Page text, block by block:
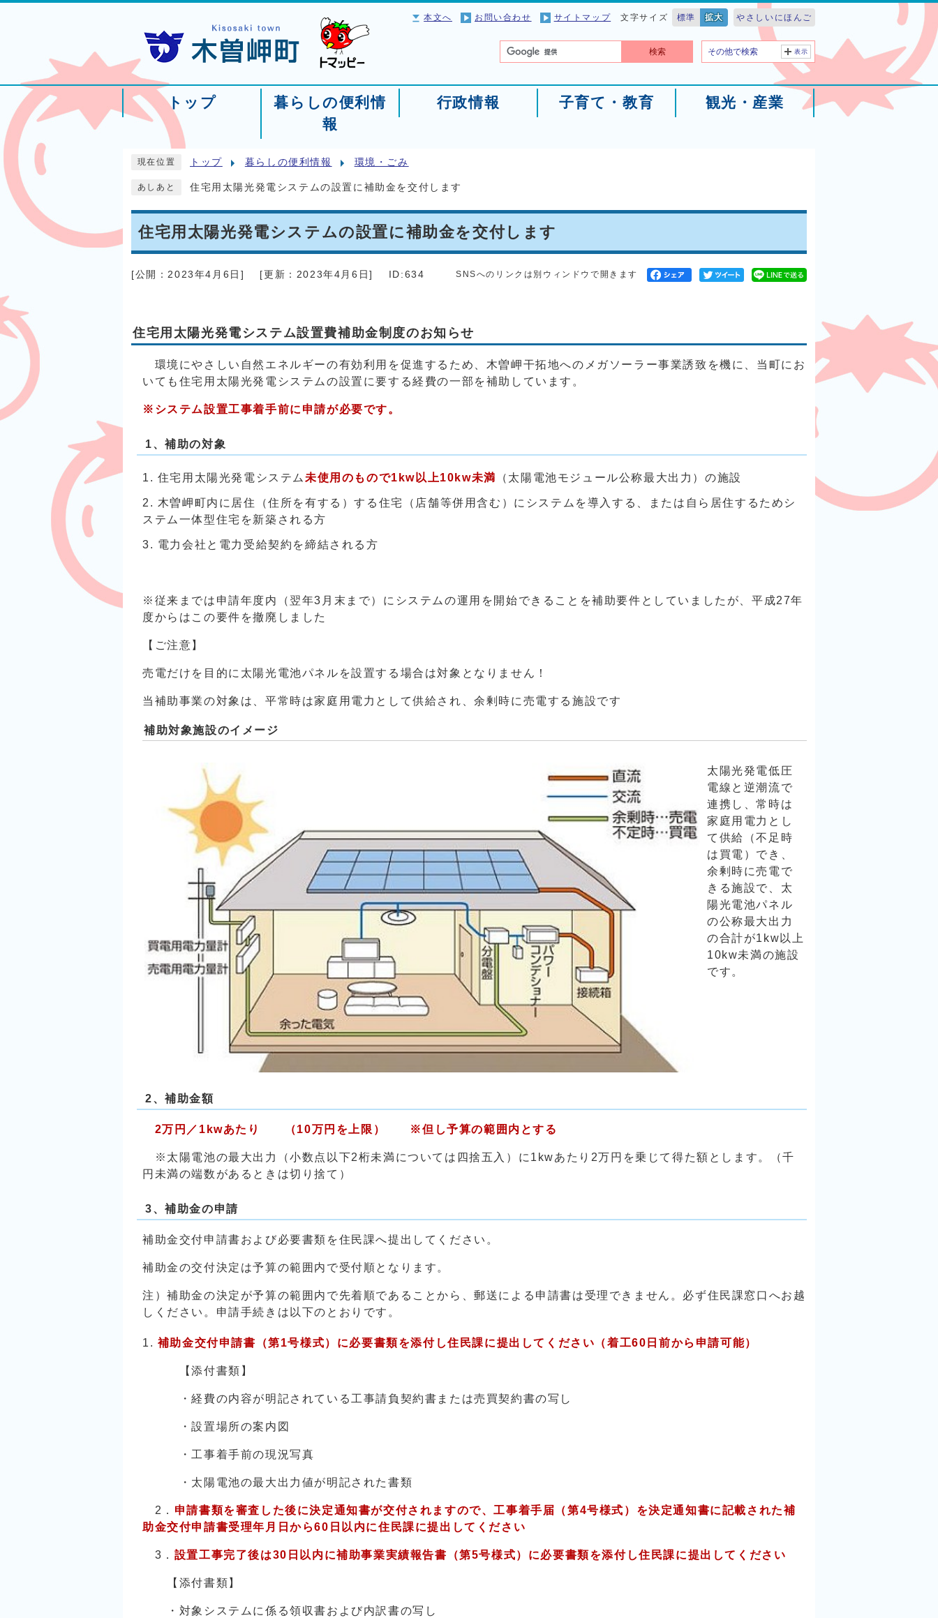
本文へ お問い合わせ サイトマップ 文字サイズ 標準 拡大 やさしいにほんご
検索 その他で検索 表示
トップ
暮らしの便利情
報
行政情報 子育て・教育 観光・産業
現在位置 トップ 暮らしの便利情報 環境・ごみ
あしあと 住宅用太陽光発電システムの設置に補助金を交付します
住宅用太陽光発電システムの設置に補助金を交付します
[公開：2023年4月6日 ] [更新： 2023年4月6日] ID:634 SNSへのリンクは別ウィンドウで開きます
住宅用太陽光発電システム設置費補助金制度のお知らせ
環境にやさしい自然エネルギーの有効利用を促進するため、木曽岬干拓地へのメガソーラー事業誘致を機に、当町にお
いても住宅用太陽光発電システムの設置に要する経費の一部を補助しています。
※システム設置工事着手前に申請が必要です。
1、補助の対象
住宅用太陽光発電システム未使用のもので1kw以上10kw未満 （太陽電池モジュール公称最大出力）の施設
木曽岬町内に居住（住所を有する）する住宅（店舗等併用含む）にシステムを導入する、または自ら居住するためシ
ステム一体型住宅を新築される方
電力会社と電力受給契約を締結される方
※従来までは申請年度内（翌年3月末まで）にシステムの運用を開始できることを補助要件としていましたが、平成27年
度からはこの要件を撤廃しました
【ご注意】
売電だけを目的に太陽光電池パネルを設置する場合は対象となりません！
当補助事業の対象は、平常時は家庭用電力として供給され、余剰時に売電する施設です
補助対象施設のイメージ
太陽光発電低圧
電線と逆潮流で
連携し、常時は
家庭用電力とし
て供給（不足時
は買電）でき、
余剰時に売電で
きる施設で、太
陽光電池パネル
の公称最大出力
の合計が1kw以上
10kw未満の施設
です。
2、補助金額
2万円／1kwあたり （10万円を上限） ※但し予算の範囲内とする
※太陽電池の最大出力（小数点以下2桁未満については四捨五入）に1kwあたり2万円を乗じて得た額とします。（千
円未満の端数があるときは切り捨て）
3、補助金の申請
補助金交付申請書および必要書類を住民課へ提出してください。
補助金の交付決定は予算の範囲内で受付順となります。
注）補助金の決定が予算の範囲内で先着順であることから、郵送による申請書は受理できません。必ず住民課窓口へお越
しください。申請手続きは以下のとおりです。
補助金交付申請書（第1号様式）に必要書類を添付し住民課に提出してください（着工60日前から申請可能）
【添付書類】
・経費の内容が明記されている工事請負契約書または売買契約書の写し
・設置場所の案内図
・工事着手前の現況写真
・太陽電池の最大出力値が明記された書類
2． 申請書類を審査した後に決定通知書が交付されますので、工事着手届（第4号様式）を決定通知書に記載された補
助金交付申請書受理年月日から60日以内に住民課に提出してください
3． 設置工事完了後は30日以内に補助事業実績報告書（第5号様式）に必要書類を添付し住民課に提出してください
【添付書類】
・対象システムに係る領収書および内訳書の写し